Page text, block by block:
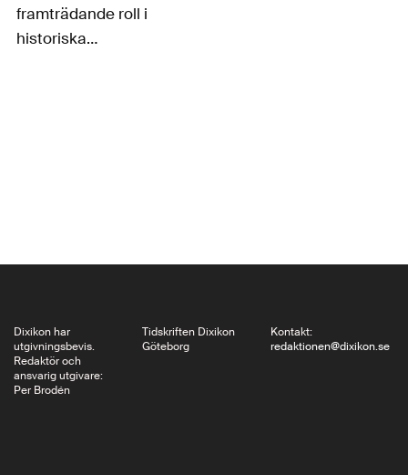
framträdande roll i
historiska
religionen som ett
1933 och gör en
genomgång av de
olika kyrkorna…
Dixikon har
utgivningsbevis.
Redaktör och
ansvarig utgivare:
Per Brodén
Tidskriften Dixikon
Göteborg
Kontakt:
redaktionen@dixikon.se